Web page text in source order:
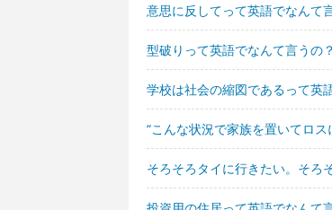
意思に反してって英語でなんて
型破りって英語でなんて言うの？
学校は社会の縮図であるって英
“こんな状況で家族を置いてロ
そろそろタイに行きたい。そろ